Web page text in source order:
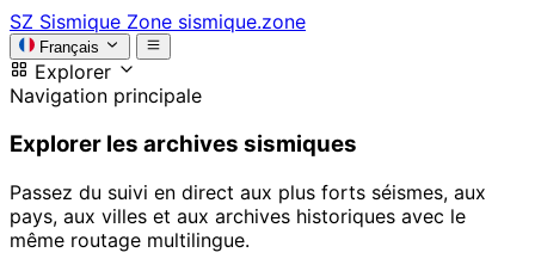
SZ Sismique Zone sismique.zone
Français
Explorer
Navigation principale
Explorer les archives sismiques
Passez du suivi en direct aux plus forts séismes, aux
pays, aux villes et aux archives historiques avec le
même routage multilingue.